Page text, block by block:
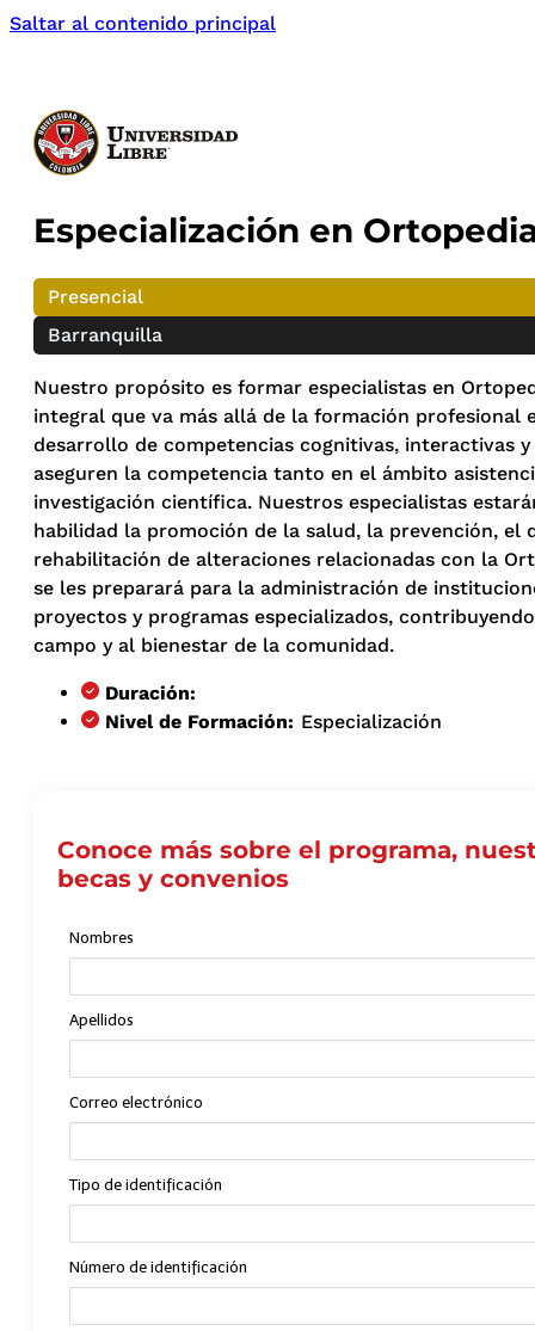
Saltar al contenido principal
Especialización en
Presencial
Barranquilla
Nuestro propósito es formar especialistas en
integral que va más allá de la formación profesional
desarrollo de competencias cognitivas, interactivas
aseguren la competencia tanto en el ámbito
investigación científica. Nuestros especialistas
habilidad la promoción de la salud, la prevención, el
rehabilitación de alteraciones relacionadas con la
se les preparará para la administración de
proyectos y programas especializados,
campo y al bienestar de la comunidad.
Duración:
Nivel de Formación: Especialización
Conoce más sobre el programa,
becas y convenios